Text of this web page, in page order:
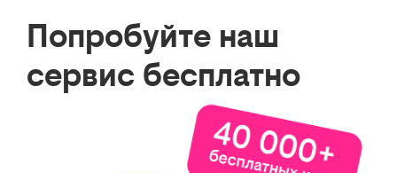
Попробуйте наш
сервис бесплатно